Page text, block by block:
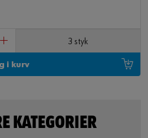
3 styk
i kurv
KATEGORIER